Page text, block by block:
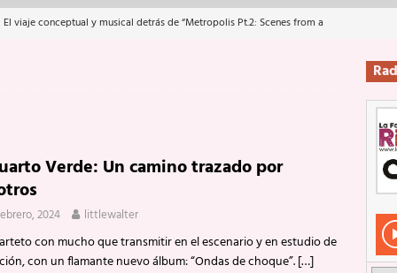
El viaje conceptual y musical detrás de “Metropolis Pt.2: Scenes from a
que van a escucharte te saludan
certificados
ENTREVISTAS
2 de mayo de 2026 en Fuengirola
Su ‘aullido’ retumbó ferozmente en Fuengirola.
REPORTAJES
La historia de Nintendo Vol. 2 PUBLICACIONES
Verde: Un camino trazado por
2024 littlewalter
con mucho que transmitir en el escenario y en estudio de
con un flamante nuevo álbum: “Ondas de choque”.[…]